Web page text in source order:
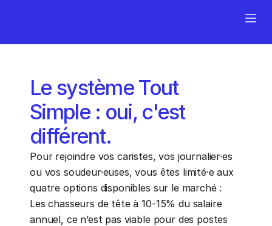
Essayez la démo
Le système Tout
Simple : oui, c'est
différent.
Pour rejoindre vos caristes, vos journalier·es
ou vos soudeur·euses, vous êtes limité·e aux
quatre options disponibles sur le marché :
Les chasseurs de tête à 10-15% du salaire
annuel, ce n’est pas viable pour des postes